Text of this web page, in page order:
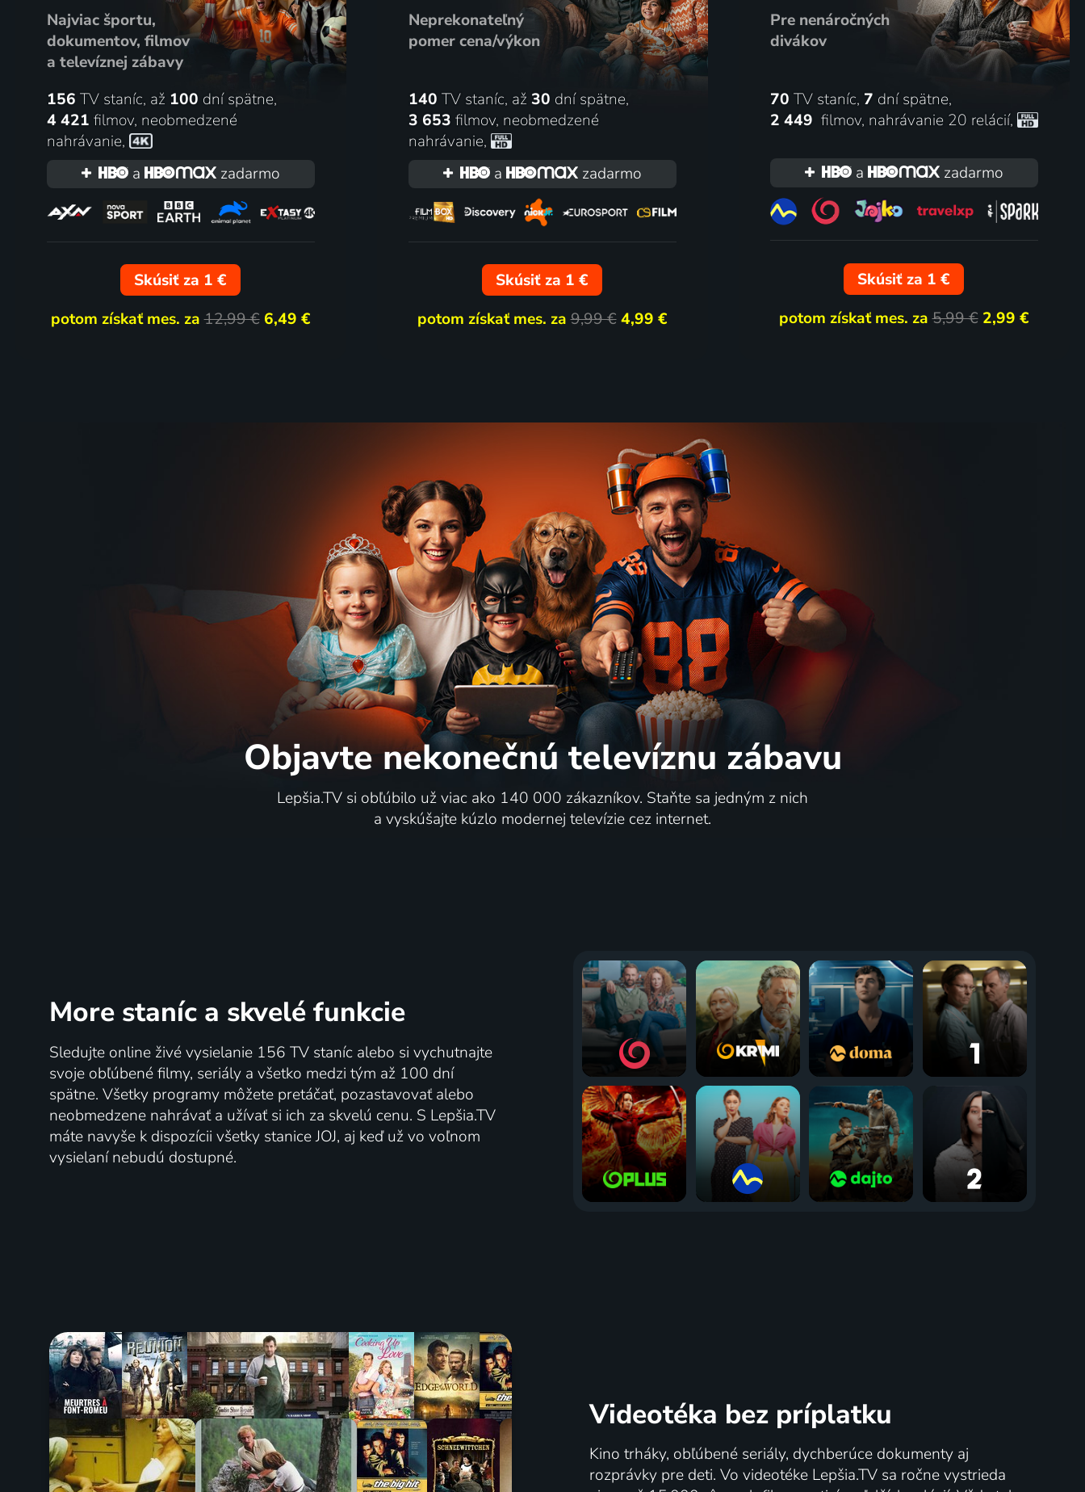
Najviac športu,
dokumentov, filmov
a televíznej zábavy
156 TV staníc, až 100 dní spätne,
4 421 filmov, neobmedzené
nahrávanie,
a
zadarmo
Skúsiť za 1 €
potom získať mes. za12,99 € 6,49 €
Neprekonateľný
pomer cena/výkon
140 TV staníc, až 30 dní spätne,
3 653 filmov, neobmedzené
nahrávanie,
a
zadarmo
Skúsiť za 1 €
potom získať mes. za9,99 € 4,99 €
Pre nenáročných
divákov
70 TV staníc, 7 dní spätne,
2 449 filmov, nahrávanie 20 relácií,
a zadarmo
Skúsiť za 1 €
potom získať mes. za5,99 € 2,99 €
Objavte nekonečnú televíznu zábavu
Lepšia.TV si obľúbilo už viac ako 140 000 zákazníkov. Staňte sa jedným z nich
a vyskúšajte kúzlo modernej televízie cez internet.
More staníc a skvelé funkcie
Sledujte online živé vysielanie 156 TV staníc alebo si vychutnajte
svoje obľúbené filmy, seriály a všetko medzi tým až 100 dní
spätne. Všetky programy môžete pretáčať, pozastavovať alebo
neobmedzene nahrávať a užívať si ich za skvelú cenu. S Lepšia.TV
máte navyše k dispozícii všetky stanice JOJ, aj keď už vo voľnom
vysielaní nebudú dostupné.
Videotéka bez príplatku
Kino trháky, obľúbené seriály, dychberúce dokumenty aj
rozprávky pre deti. Vo videotéke Lepšia.TV sa ročne vystrieda